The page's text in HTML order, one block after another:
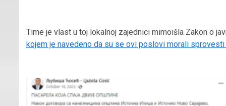
Time je vlast u toj lokalnoj zajednici mimoišla Zakon o
kojem je navedeno da su se ovi poslovi morali